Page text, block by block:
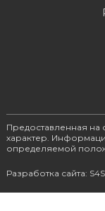
Предоставленная на
характер.
определяемой
Разработка сайта: